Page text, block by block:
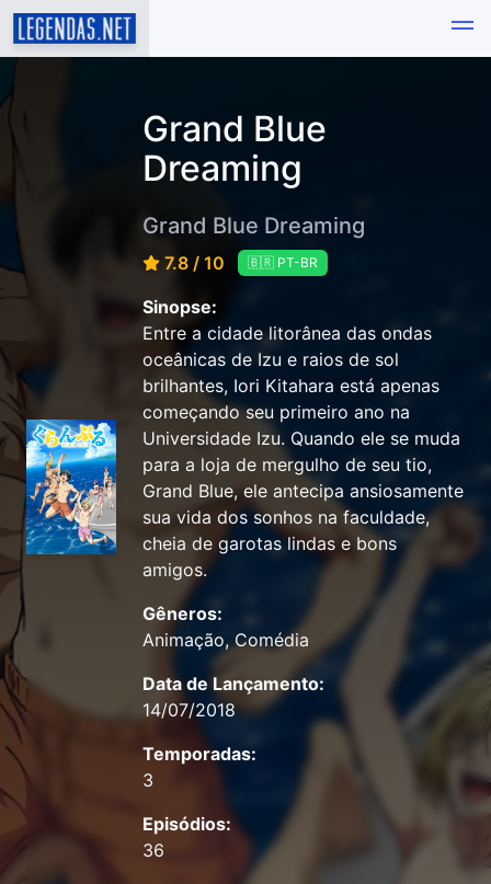
Grand Blue
Dreaming
Grand Blue Dreaming
7.8 / 10 🇧🇷 PT-BR
Sinopse:
Entre a cidade litorânea das ondas
oceânicas de Izu e raios de sol
brilhantes, Iori Kitahara está apenas
começando seu primeiro ano na
Universidade Izu. Quando ele se muda
para a loja de mergulho de seu tio,
Grand Blue, ele antecipa ansiosamente
sua vida dos sonhos na faculdade,
cheia de garotas lindas e bons
amigos.
Gêneros:
Animação, Comédia
Data de Lançamento:
14/07/2018
Temporadas:
3
Episódios:
36